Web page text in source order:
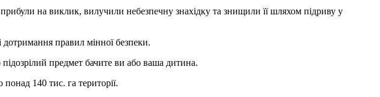
на виклик, вилучили небезпечну знахідку та знищили її шляхом підриву у
правил мінної безпеки.
предмет бачите ви або ваша дитина.
140 тис. га території.